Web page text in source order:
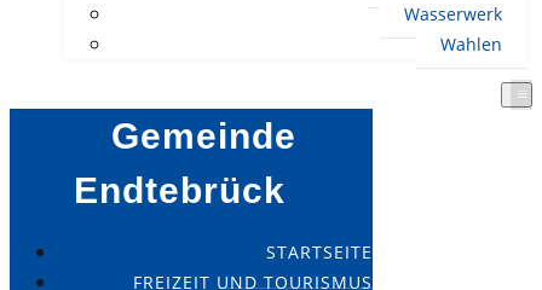
Wasserwerk
Wahlen
Gemeinde
Endtebrück
STARTSEITE
FREIZEIT UND TOURISMUS